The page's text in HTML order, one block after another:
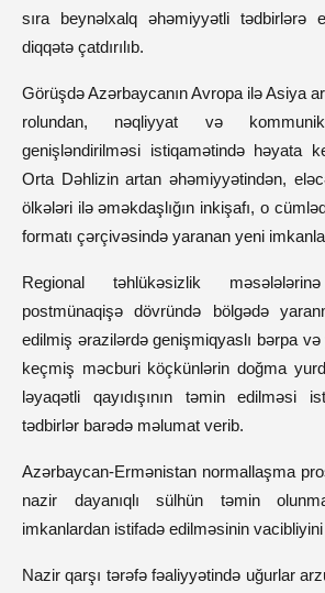
sıra beynəlxalq əhəmiyyətli tədbirlərə
diqqətə çatdırılıb.
Görüşdə Azərbaycanın Avropa ilə Asiya
rolundan, nəqliyyat və
genişləndirilməsi istiqamətində həyata
Orta Dəhlizin artan əhəmiyyətindən,
ölkələri ilə əməkdaşlığın inkişafı, o
formatı çərçivəsində yaranan yeni
Regional təhlükəsizlik
postmünaqişə dövründə bölgədə
edilmiş ərazilərdə genişmiqyaslı bərpa
keçmiş məcburi köçkünlərin doğma
ləyaqətli qayıdışının təmin edilməsi
tədbirlər barədə məlumat verib.
Azərbaycan-Ermənistan normallaşma
nazir dayanıqlı sülhün təmin
imkanlardan istifadə edilməsinin vacibliyini
Nazir qarşı tərəfə fəaliyyətində uğurlar